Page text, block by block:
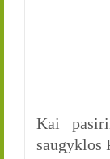
Kai
saugyklos